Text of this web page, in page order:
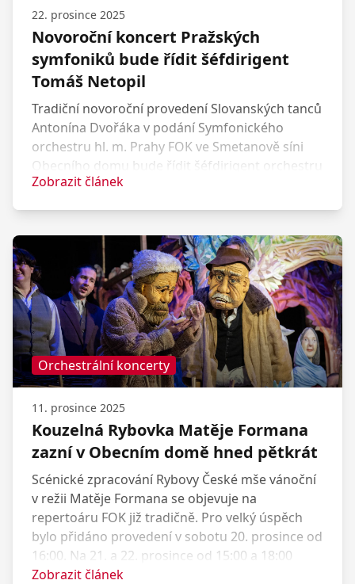
22. prosince 2025
Novoroční koncert Pražských
symfoniků bude řídit šéfdirigent
Tomáš Netopil
Tradiční novoroční provedení Slovanských tanců
Antonína Dvořáka v podání Symfonického
orchestru hl. m. Prahy FOK ve Smetanově síni
Obecního domu bude řídit šéfdirigent orchestru
Tomáš Netopil.
Zobrazit článek
Orchestrální koncerty
11. prosince 2025
Kouzelná Rybovka Matěje Formana
zazní v Obecním domě hned pětkrát
Scénické zpracování Rybovy České mše vánoční
v režii Matěje Formana se objevuje na
repertoáru FOK již tradičně. Pro velký úspěch
bylo přidáno provedení v sobotu 20. prosince od
16:00. Na 21. a 22. prosince od 15:00 a 18:00
zbývají poslední vstupenky. Toto poetické
Zobrazit článek